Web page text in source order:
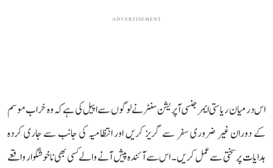
ADVERTISEMENT
اس درمیان ریاستی ایمرجنسی آپریشن سنٹر نے لوگوں سے اپیل کی ہے کہ وہ خراب موسم
کے دوران غیر ضروری سفر سے گریز کریں اور انتظامیہ کی جانب سے جاری کردہ
ہدایات پر سختی سے عمل کریں۔ اس سے آئندہ پیش آنے والے کسی بھی ناخوشگوار واقعے